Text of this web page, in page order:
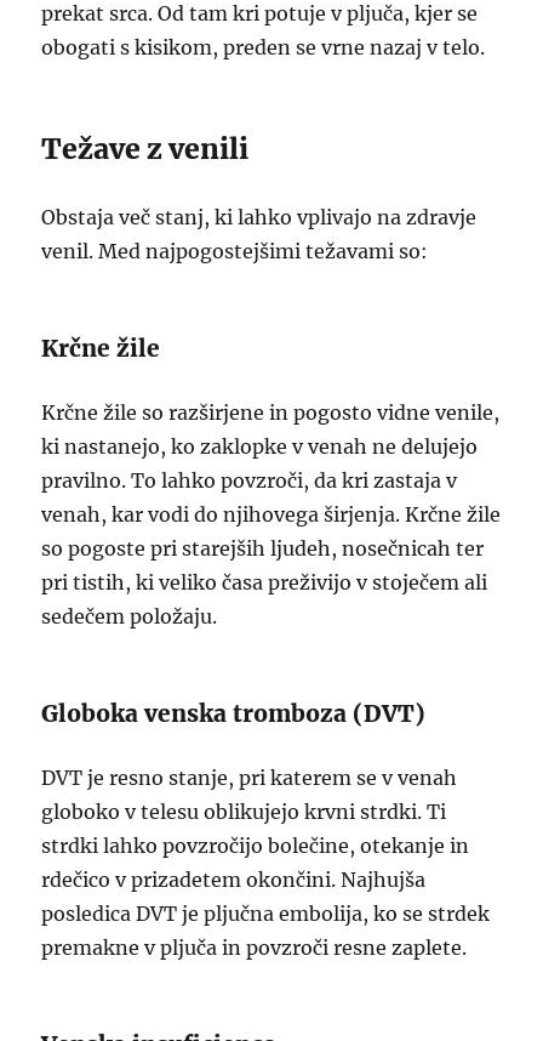
prekat srca. Od tam kri potuje v pljuča, kjer se
obogati s kisikom, preden se vrne nazaj v telo.
Težave z venili
Obstaja več stanj, ki lahko vplivajo na zdravje
venil. Med najpogostejšimi težavami so:
Krčne žile
Krčne žile so razširjene in pogosto vidne venile,
ki nastanejo, ko zaklopke v venah ne delujejo
pravilno. To lahko povzroči, da kri zastaja v
venah, kar vodi do njihovega širjenja. Krčne žile
so pogoste pri starejših ljudeh, nosečnicah ter
pri tistih, ki veliko časa preživijo v stoječem ali
sedečem položaju.
Globoka venska tromboza (DVT)
DVT je resno stanje, pri katerem se v venah
globoko v telesu oblikujejo krvni strdki. Ti
strdki lahko povzročijo bolečine, otekanje in
rdečico v prizadetem okončini. Najhujša
posledica DVT je pljučna embolija, ko se strdek
premakne v pljuča in povzroči resne zaplete.